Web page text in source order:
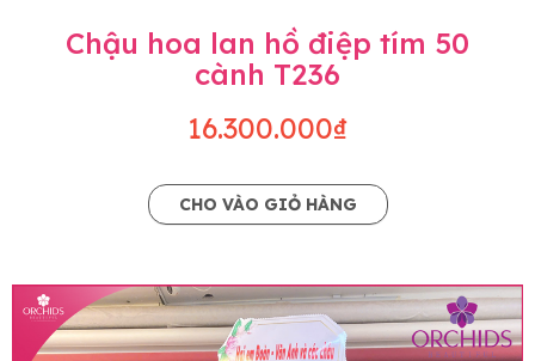
Chậu hoa lan hồ điệp tím 50
cành T236
16.300.000₫
CHO VÀO GIỎ HÀNG